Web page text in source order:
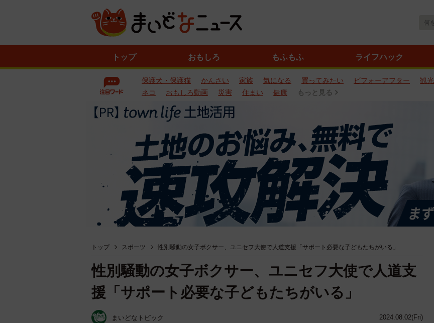
トップ おもしろ もふもふ ライフハック
保護犬・保護猫 かんさい 家族 気になる 買ってみたい ビフォーアフター 観光
ネコ
おもしろ動画 災害 住まい 健康 もっと見る
トップ スポーツ 性別騒動の女子ボクサー、ユニセフ大使で人道支援「サポート必要な子どもたちがいる」
2024.08.02(Fri)
性別騒動の女子ボクサー、ユニセフ大使で人道支
援「サポート必要な子どもたちがいる」
まいどなトピック